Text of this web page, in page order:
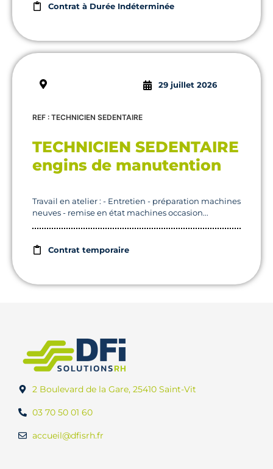
Contrat à Durée Indéterminée
29 juillet 2026
REF : TECHNICIEN SEDENTAIRE
TECHNICIEN SEDENTAIRE
engins de manutention
Travail en atelier : - Entretien - préparation machines
neuves - remise en état machines occasion...
Contrat temporaire
2 Boulevard de la Gare, 25410 Saint-Vit
03 70 50 01 60
accueil@dfisrh.fr